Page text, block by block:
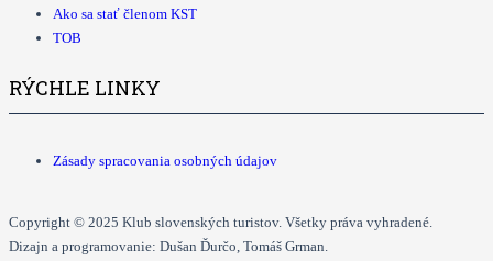
Ako sa stať členom KST
TOB
RÝCHLE LINKY
Zásady spracovania osobných údajov
Copyright © 2025 Klub slovenských turistov. Všetky práva vyhradené.
Dizajn a programovanie: Dušan Ďurčo, Tomáš Grman.